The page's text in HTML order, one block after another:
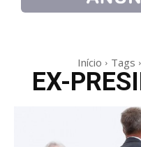
Início Tags
EX-